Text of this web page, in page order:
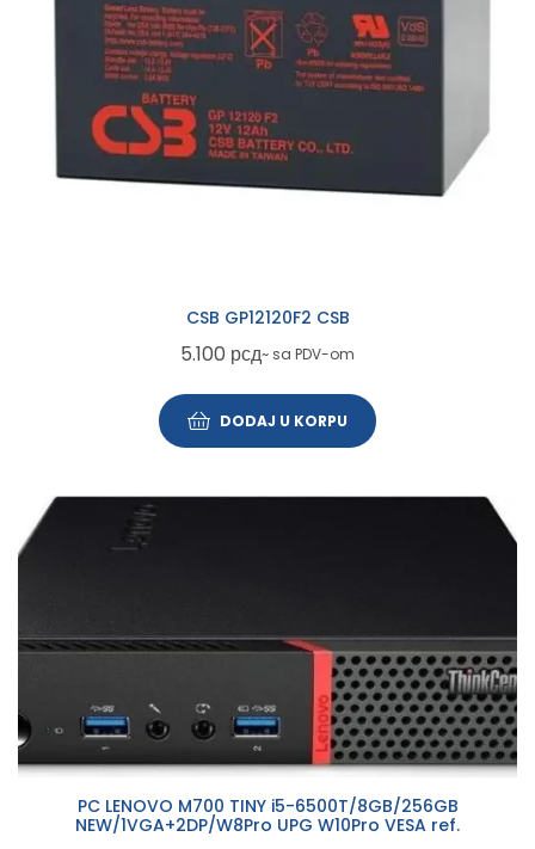
CSB GP12120F2 CSB
5.100 рсд~ sa PDV-om
DODAJ U KORPU
PC LENOVO M700 TINY i5-6500T/8GB/256GB
NEW/1VGA+2DP/W8Pro UPG W10Pro VESA ref.